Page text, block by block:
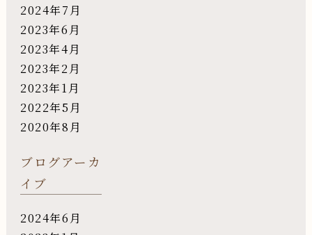
2024年7月
2023年6月
2023年4月
2023年2月
2023年1月
2022年5月
2020年8月
ブログアーカ
イブ
2024年6月